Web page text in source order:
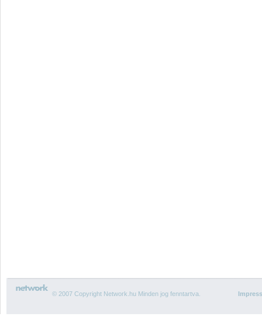
© 2007 Copyright Network.hu Minden jog fenntartva.